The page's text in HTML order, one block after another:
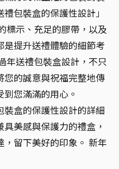
包裝盒的保護性設計」
標示、充足的膠帶，以及
提升送禮體驗的細節考
年送禮包裝盒設計，不只
您的誠意與祝福完整地傳
您滿滿的用心。
盒的保護性設計的詳細
美感與保護力的禮盒，
留下美好的印象。 新年